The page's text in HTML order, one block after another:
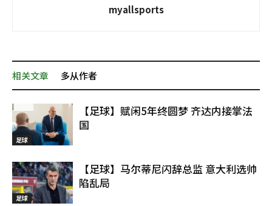
myallsports
相关文章 多从作者
足球
【足球】赋闲5年终圆梦 齐达内接掌法
国
足球
【足球】马尔蒂尼闪辞总监 意大利选帅
陷乱局